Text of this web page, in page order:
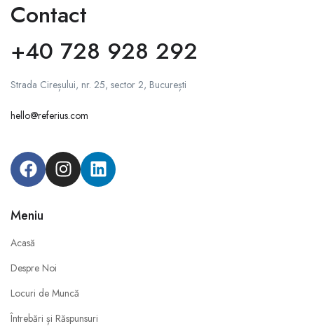
Contact
+40 728 928 292
Strada Cireșului, nr. 25, sector 2, București
hello@referius.com
Meniu
Acasă
Despre Noi
Locuri de Muncă
Întrebări și Răspunsuri